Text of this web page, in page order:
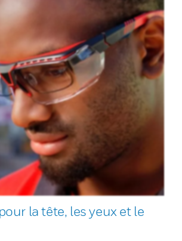
la tête, les yeux et le